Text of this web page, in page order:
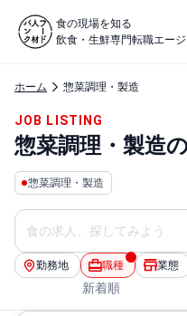
食の現場を知る
飲食・生鮮専門転職エージ
ホーム 惣菜調理・製造
JOB LISTING
惣菜調理・製造
惣菜調理・製造
勤務地 職種 業態
新着順